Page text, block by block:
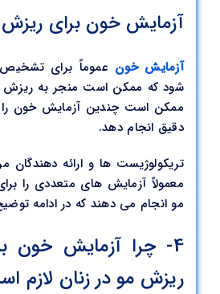
آزمایش خون برای
آزمایش خون عموماً برای
شود که ممکن است منجر به
ممکن است چندین آزمایش خون
دقیق انجام دهد.
تریکولوژیست ها و ارائه دهندگان
معمولاً آزمایش های متعددی را
مو انجام می دهند که در ادامه
4- چرا آزمایش
ریزش مو در زنان لازم